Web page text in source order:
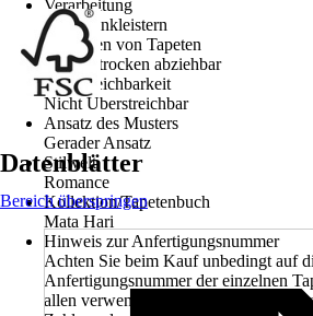
Verarbeitung
Wand einkleistern
Entfernen von Tapeten
Restlos trocken abziehbar
Überstreichbarkeit
Nicht Überstreichbar
Ansatz des Musters
Gerader Ansatz
Stilwelt
Romance
Kollektion/Tapetenbuch
Mata Hari
Hinweis zur Anfertigungsnummer
Achten Sie beim Kauf unbedingt auf
Anfertigungsnummer der einzelnen
allen verwendeten Rollen
Datenblätter
Bereich überspringen